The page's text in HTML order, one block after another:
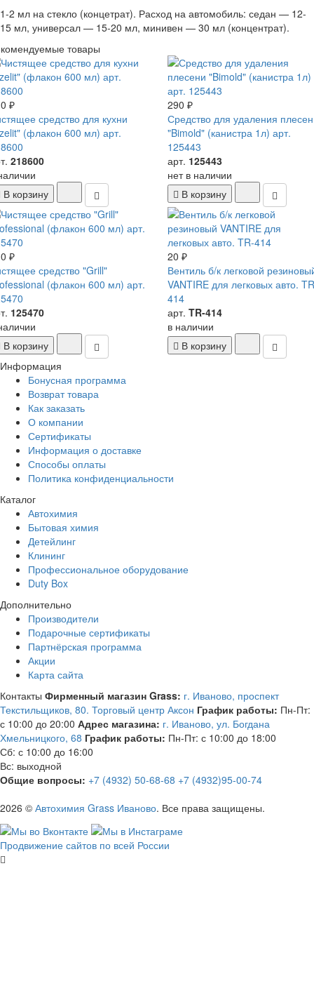
1-2 мл на стекло (концетрат). Расход на автомобиль: седан — 12-
15 мл, универсал — 15-20 мл, минивен — 30 мл (концентрат).
товары
₽
средство для кухни
(флакон 600 мл) арт.
218600
В корзину
290 ₽
Средство для удаления
"Bimold" (канистра 1л) арт.
125443
арт. 125443
нет в наличии
В корзину
₽
средство "Grill"
(флакон 600 мл) арт.
125470
В корзину
20 ₽
Вентиль б/к легковой
VANTIRE для легковых авто.
414
арт. TR-414
в наличии
В корзину
Информация
Бонусная программа
Возврат товара
Как заказать
О компании
Сертификаты
Информация о доставке
Способы оплаты
Политика конфиденциальности
Каталог
Автохимия
Бытовая химия
Детейлинг
Клининг
Профессиональное оборудование
Duty Box
Дополнительно
Производители
Подарочные сертификаты
Партнёрская программа
Акции
Карта сайта
Контакты Фирменный магазин Grass: г. Иваново, проспект
Текстильщиков, 80. Торговый центр Аксон График работы: Пн-Пт:
с 10:00 до 20:00 Адрес магазина: г. Иваново, ул. Богдана
Хмельницкого, 68 График работы: Пн-Пт: с 10:00 до 18:00
Сб: с 10:00 до 16:00
Вс: выходной
Общие вопросы: +7 (4932) 50-68-68 +7 (4932)95-00-74
2026 © Автохимия Grass Иваново. Все права защищены.
Продвижение сайтов по всей России